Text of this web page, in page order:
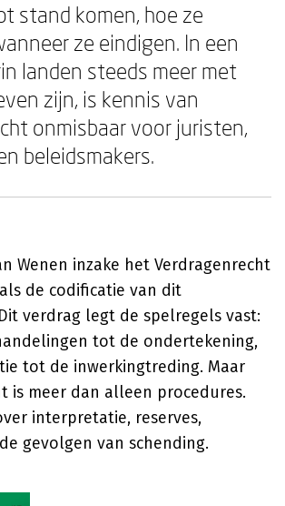
stand komen, hoe ze
ze eindigen. In een
landen steeds meer met
zijn, is kennis van
onmisbaar voor juristen,
beleidsmakers.
Wenen inzake het Verdragenrecht
de codificatie van dit
verdrag legt de spelregels vast:
tot de ondertekening,
tot de inwerkingtreding. Maar
is meer dan alleen procedures.
interpretatie, reserves,
gevolgen van schending.